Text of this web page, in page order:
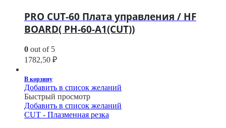
PRO CUT-60 Плата управления / HF
BOARD( PH-60-A1(CUT))
0 out of 5
1782,50 ₽
В корзину
Добавить в список желаний
Быстрый просмотр
Добавить в список желаний
CUT - Плазменная резка